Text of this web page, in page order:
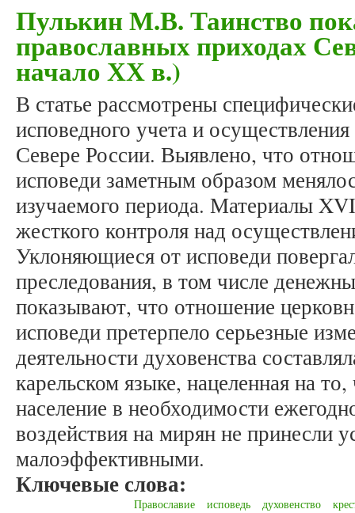
Пулькин М.В. Таинство
православных приходах
начало ХХ в.)
В статье рассмотрены
исповедного учета и
Севере России. Выявлено, что
исповеди заметным образом
изучаемого периода. Материалы
жесткого контроля над
Уклоняющиеся от исповеди
преследования, в том числе
показывают, что отношение
исповеди претерпело серьезные
деятельности духовенства
карельском языке, нацеленная на
население в необходимости
воздействия на мирян не принесли
малоэффективными.
Ключевые слова:
Православие исповедь духовенство